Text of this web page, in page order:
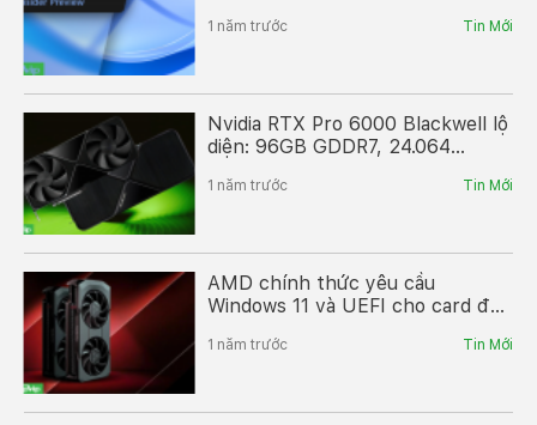
trong Beta Channel
1 năm trước Tin Mới
Nvidia RTX Pro 6000 Blackwell lộ
diện: 96GB GDDR7, 24.064
1 năm trước Tin Mới
AMD chính thức yêu cầu
Windows 11 và UEFI cho card đồ
Tăng cường bảo mật, hiệu suất
1 năm trước Tin Mới